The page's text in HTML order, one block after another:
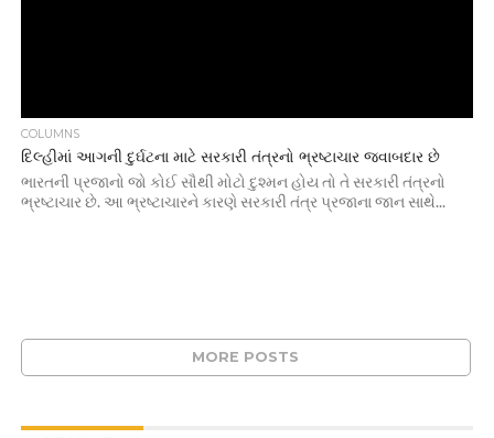
COLUMNS
દિલ્હીમાં આગની દુર્ઘટના માટે સરકારી તંત્રનો ભ્રષ્ટાચાર જવાબદાર છે
ભારતની પ્રજાનો જો કોઈ સૌથી મોટો દુશ્મન હોય તો તે સરકારી તંત્રનો
ભ્રષ્ટાચાર છે. આ ભ્રષ્ટાચારને કારણે સરકારી તંત્ર પ્રજાના જાન સાથે...
MORE POSTS